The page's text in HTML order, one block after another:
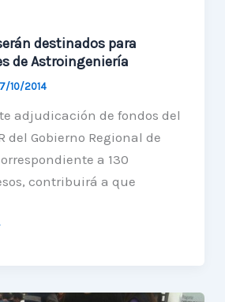
destinados para
de Astroingeniería
10/2014
adjudicación de fondos del
del Gobierno Regional de
a 130
contribuirá a que